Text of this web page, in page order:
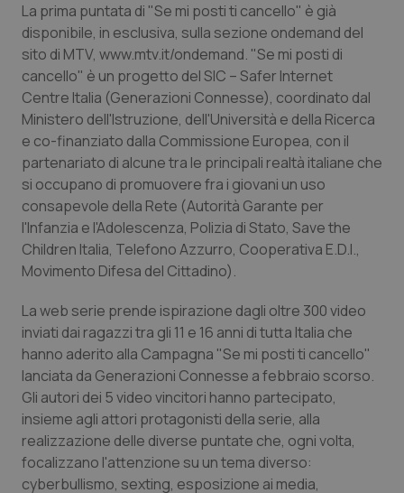
Lazio
Liguria
Lombardia
Marche
Molise
Piemonte
Provincia Autonoma di Bolzano
Provincia Autonoma di Trento
Puglia
Sardegna
Diabete & glucometri
Disturbi dell’umore
Dolore
Donna & Salute
Epatiti
HIV
Infezioni & Febbre
Ipertensione & Scompenso
Malattie rare
Malattia di Crohn & Rettocolite Ulcerosa
La prima puntata di "Se mi posti ti cancello" è già
disponibile, in esclusiva, sulla sezione ondemand del
sito di MTV, www.mtv.it/ondemand. "Se mi posti di
cancello" è un progetto del SIC – Safer Internet
Centre Italia (Generazioni Connesse), coordinato dal
Ministero dell'Istruzione, dell'Università e della Ricerca
e co-finanziato dalla Commissione Europea, con il
partenariato di alcune tra le principali realtà italiane che
si occupano di promuovere fra i giovani un uso
consapevole della Rete (Autorità Garante per
l'Infanzia e l'Adolescenza, Polizia di Stato, Save the
Children Italia, Telefono Azzurro, Cooperativa E.D.I.,
Movimento Difesa del Cittadino).
La web serie prende ispirazione dagli oltre 300 video
inviati dai ragazzi tra gli 11 e 16 anni di tutta Italia che
hanno aderito alla Campagna "Se mi posti ti cancello"
lanciata da Generazioni Connesse a febbraio scorso.
Gli autori dei 5 video vincitori hanno partecipato,
insieme agli attori protagonisti della serie, alla
realizzazione delle diverse puntate che, ogni volta,
focalizzano l'attenzione su un tema diverso:
cyberbullismo, sexting, esposizione ai media,